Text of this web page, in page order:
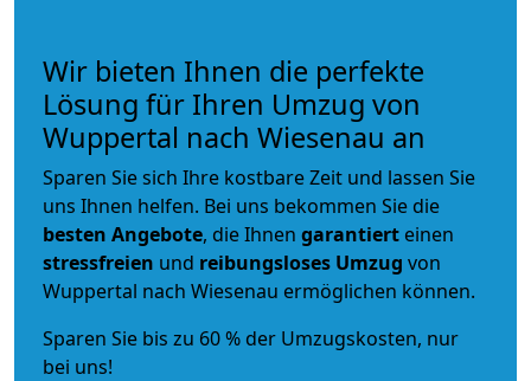
Wir bieten Ihnen die perfekte
Lösung für Ihren Umzug von
Wuppertal nach Wiesenau an
Sparen Sie sich Ihre kostbare Zeit und lassen Sie
uns Ihnen helfen. Bei uns bekommen Sie die
besten Angebote, die Ihnen garantiert einen
stressfreien und reibungsloses Umzug von
Wuppertal nach Wiesenau ermöglichen können.
Sparen Sie bis zu 60 % der Umzugskosten, nur
bei uns!